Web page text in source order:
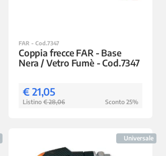
FAR - Cod.7347
Coppia frecce FAR - Base
Nera / Vetro Fumè - Cod.7347
€ 21,05
Listino € 28,06 Sconto 25%
Universale